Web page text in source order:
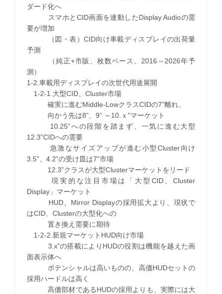
ダード化へ
スマホとCID画面を連動したDisplay Audioの需
要が増加
（図・表）CID向け車載ディスプレイの出荷量
予測
（純正+市販、枚数ベース、2016～2026年予
測）
1-2.車載用ディスプレイの次世代用途展開
1-2-1.大型CID、Cluster市場
確実に進むMiddle-LowクラスCIDの7”離れ、
向かう先は8”、9” ～10.ｘ”マーケット
10.25”への段階を踏まず、一気に進む大型
12.3”CIDへの需要
急激なサイズアップが進む小型Cluster向け
3.5”、4.2”の受け皿は7”市場
12.3”クラスが大型Clusterマーケットをリード
現実的な注目市場は「大型CID、Cluster
Display」マーケット
HUD、Mirror Displayの採用拡大より、現状で
はCID、Clusterの大型化への
置き換え需要に期待
1-2-2.新規マーケットHUD向け市場
3.x”の搭載によりHUDの役割は機能を越えた画
面表示体へ
ポテンシャルは高いものの、高価HUDセットの
採用ハードルは高く
高価部材であるHUDの採用よりも、実際には大